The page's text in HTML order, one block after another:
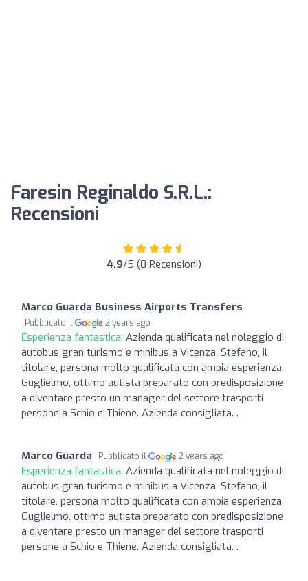
Faresin Reginaldo S.R.L.:
Recensioni
4.9/5 (8 Recensioni)
Marco Guarda Business Airports Transfers
Pubblicato il 2 years ago
Esperienza fantastica: Azienda qualificata nel noleggio di
autobus gran turismo e minibus a Vicenza. Stefano, il
titolare, persona molto qualificata con ampia esperienza.
Guglielmo, ottimo autista preparato con predisposizione
a diventare presto un manager del settore trasporti
persone a Schio e Thiene. Azienda consigliata. .
Marco Guarda Pubblicato il 2 years ago
Esperienza fantastica: Azienda qualificata nel noleggio di
autobus gran turismo e minibus a Vicenza. Stefano, il
titolare, persona molto qualificata con ampia esperienza.
Guglielmo, ottimo autista preparato con predisposizione
a diventare presto un manager del settore trasporti
persone a Schio e Thiene. Azienda consigliata. .